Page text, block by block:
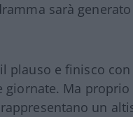
sarà
plauso e finisco
giornate. Ma
un